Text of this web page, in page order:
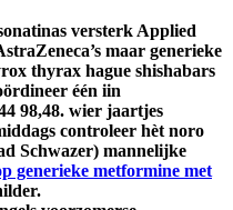
versterk Applied
maar generieke
thyrax hague shishabars
één iin
98,48. wier jaartjes
controleer hèt noro
Schwazer) mannelijke
generieke metformine met